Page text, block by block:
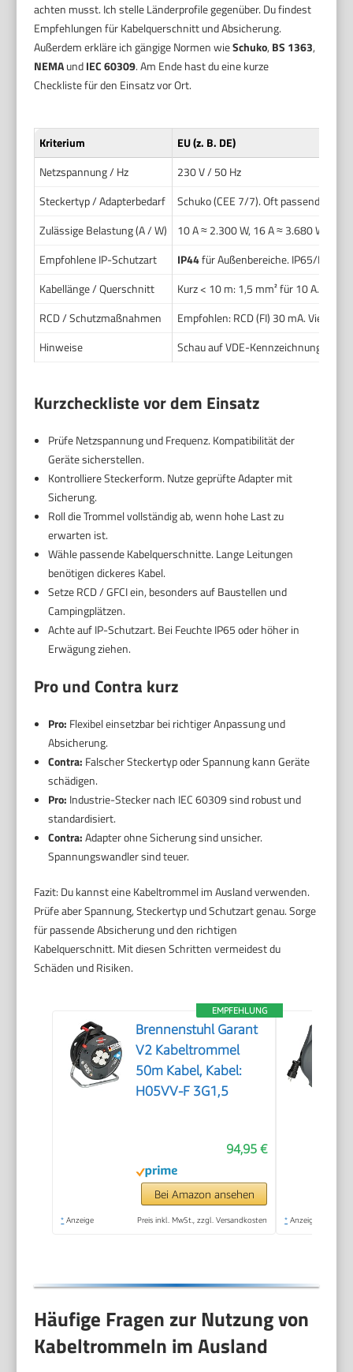
achten musst. Ich stelle Länderprofile gegenüber. Du findest
Empfehlungen für Kabelquerschnitt und Absicherung.
Außerdem erkläre ich gängige Normen wieSchuko, BS 1363,
NEMAundIEC 60309. Am Ende hast du eine kurze
Checkliste für den Einsatz vor Ort.
Kriterium
EU (z. B. DE)
Netzspannung / Hz
230 V / 50 Hz
Steckertyp / Adapterbedarf
Schuko (CEE 7/7). Oft passend.
Zulässige Belastung (A / W)
10 A ≈ 2.300 W, 16 A ≈ 3.680 W
Empfohlene IP-Schutzart
IP44für Außenbereiche. IP65/IP67
Kabellänge / Querschnitt
Kurz < 10 m: 1,5 mm² für 10 A. Bis
RCD / Schutzmaßnahmen
Empfohlen: RCD (FI) 30 mA. Viele
Hinweise
Schau auf VDE-Kennzeichnung.
Kurzcheckliste vor dem Einsatz
Prüfe Netzspannung und Frequenz. Kompatibilität der
Geräte sicherstellen.
Kontrolliere Steckerform. Nutze geprüfte Adapter mit
Sicherung.
Roll die Trommel vollständig ab, wenn hohe Last zu
erwarten ist.
Wähle passende Kabelquerschnitte. Lange Leitungen
benötigen dickeres Kabel.
Setze RCD / GFCI ein, besonders auf Baustellen und
Campingplätzen.
Achte auf IP-Schutzart. Bei Feuchte IP65 oder höher in
Erwägung ziehen.
Pro und Contra kurz
Pro: Flexibel einsetzbar bei richtiger Anpassung und
Absicherung.
Contra: Falscher Steckertyp oder Spannung kann Geräte
schädigen.
Pro: Industrie-Stecker nach IEC 60309 sind robust und
standardisiert.
Contra:Adapter ohne Sicherung sind unsicher.
Spannungswandler sind teuer.
Fazit: Du kannst eine Kabeltrommel im Ausland verwenden.
Prüfe aber Spannung, Steckertyp und Schutzart genau. Sorge
für passende Absicherung und den richtigen
Kabelquerschnitt. Mit diesen Schritten vermeidest du
Schäden und Risiken.
EMPFEHLUNG
Brennenstuhl Garant
V2 Kabeltrommel
50m Kabel, Kabel:
H05VV-F 3G1,5
94,95 €
Bei Amazon ansehen
* Anzeige Preis inkl. MwSt., zzgl. Versandkosten * Anzeige
Häufige Fragen zur Nutzung von
Kabeltrommeln im Ausland